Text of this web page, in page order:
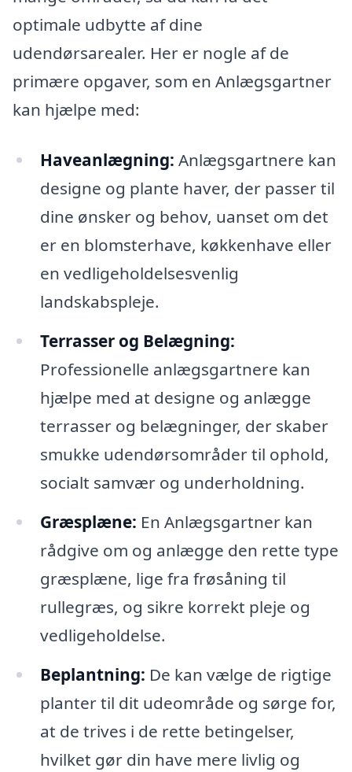
optimale udbytte af dine
udendørsarealer. Her er nogle af de
primære opgaver, som en Anlægsgartner
kan hjælpe med:
Haveanlægning: Anlægsgartnere kan
designe og plante haver, der passer til
dine ønsker og behov, uanset om det
er en blomsterhave, køkkenhave eller
en vedligeholdelsesvenlig
landskabspleje.
Terrasser og Belægning:
Professionelle anlægsgartnere kan
hjælpe med at designe og anlægge
terrasser og belægninger, der skaber
smukke udendørsområder til ophold,
socialt samvær og underholdning.
Græsplæne: En Anlægsgartner kan
rådgive om og anlægge den rette type
græsplæne, lige fra frøsåning til
rullegræs, og sikre korrekt pleje og
vedligeholdelse.
Beplantning: De kan vælge de rigtige
planter til dit udeområde og sørge for,
at de trives i de rette betingelser,
hvilket gør din have mere livlig og